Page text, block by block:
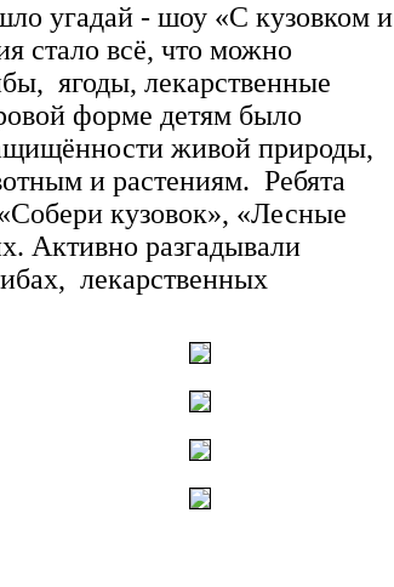
угадай - шоу «С кузовком и
стало всё, что можно
ягоды, лекарственные
форме детям было
живой природы,
и растениям. Ребята
кузовок», «Лесные
Активно разгадывали
лекарственных